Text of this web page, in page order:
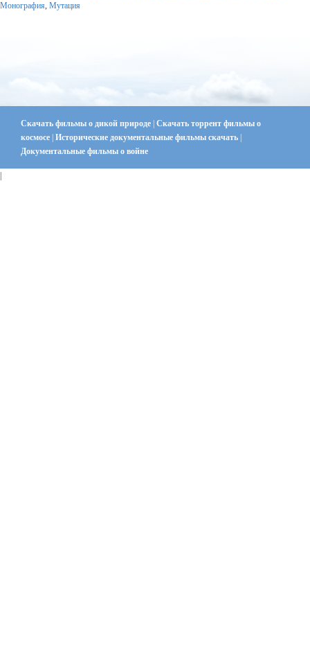
Монография, Мутация
Скачать фильмы о дикой природе Скачать торрент фильмы о
космосе Исторические документальные фильмы скачать
Документальные фильмы о войне